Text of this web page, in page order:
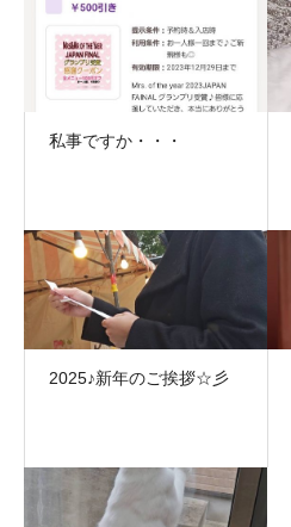
私事ですか・・・
2025♪新年のご挨拶☆彡